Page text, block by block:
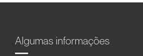
Algumas informações